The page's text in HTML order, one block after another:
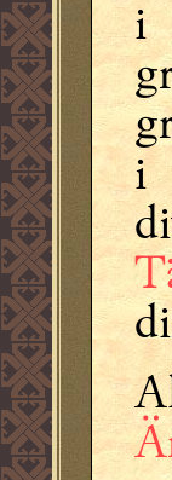
i
i